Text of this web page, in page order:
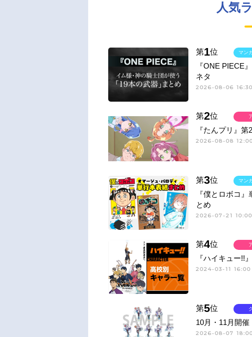
人気
第1位
『ONE PIECE
ネタ
2026-08-06 16:30
マン
第2位
『たんプリ』
2026-08-08 12:00
第3位
『僕とロボコ
とめ
2026-07-21 10:00
マン
第4位
『ハイキュー!!
2024-03-11 16:00
第5位
10月・11月開
2026-08-07 18:00